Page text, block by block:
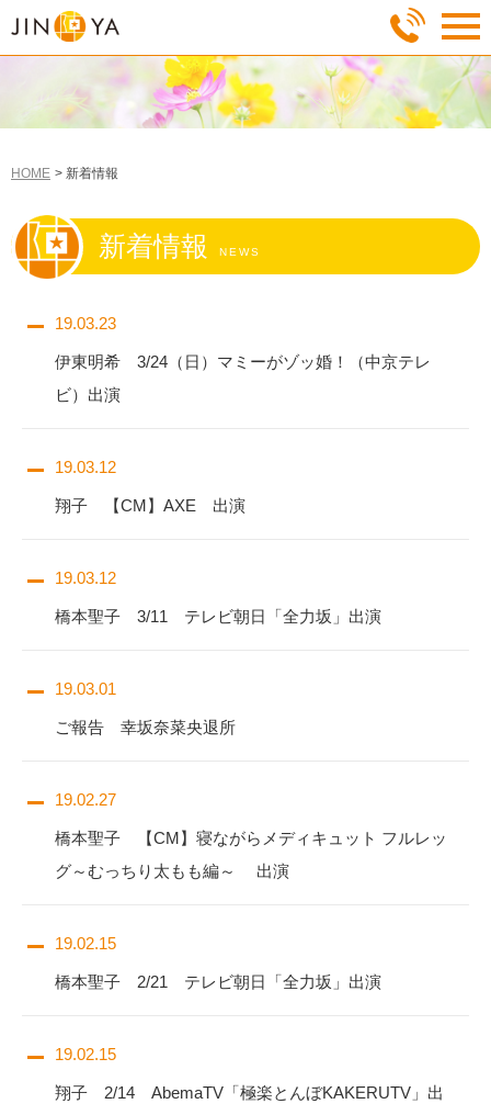
HOME 新着情報
新着情報 NEWS
19.03.23
伊東明希 3/24（日）マミーがゾッ婚！（中京テレ
ビ）出演
19.03.12
翔子 【CM】AXE 出演
19.03.12
橋本聖子 3/11 テレビ朝日「全力坂」出演
19.03.01
ご報告 幸坂奈菜央退所
19.02.27
橋本聖子 【CM】寝ながらメディキュット フルレッ
グ～むっちり太もも編～ 出演
19.02.15
橋本聖子 2/21 テレビ朝日「全力坂」出演
19.02.15
翔子 2/14 AbemaTV「極楽とんぼKAKERUTV」出